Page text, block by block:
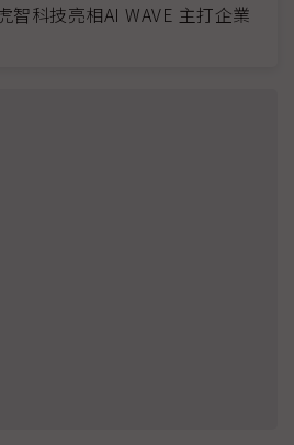
智科技亮相AI WAVE 主打企業